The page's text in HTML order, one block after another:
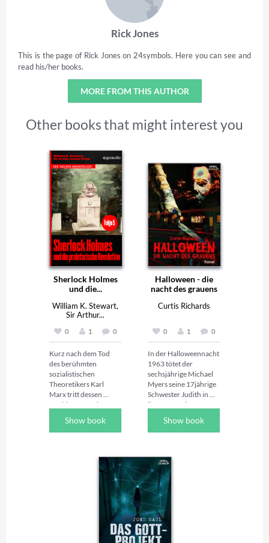
Rick Jones
This is the page of Rick Jones on 24symbols. Here you can see and
read his/her books.
MORE FROM THIS AUTHOR
Other books that might interest you
Sherlock Holmes
und die...
William K. Stewart,
Sir Arthur...
0 1 0
Kurz nach dem Tod
des berühmten
sozialistischen
Theoretikers Karl
Marx tritt dessen
Nachlassverwalter
Sherlock Holmes
heran und bittet ihn
internationalen Gäste
zum Begräbnis nach
mysteriöse Vorgänge,
Show book
Halloween - die
nacht des grauens
Curtis Richards
0 1 0
In der Halloweennacht
1963 tötet der
sechsjährige Michael
Myers seine 17jährige
Schwester Judith in
ihrem Haus in
mit einem
Küchenmesser,
Smith’s-Grove-
Sanatorium
eingeliefert wird.
Im Alter von 21 Jahren
entkommt Myers am
Vortag zu Halloween
aus dem Sanatorium
und kehrt nach
Haddonfield zurück,
Show book